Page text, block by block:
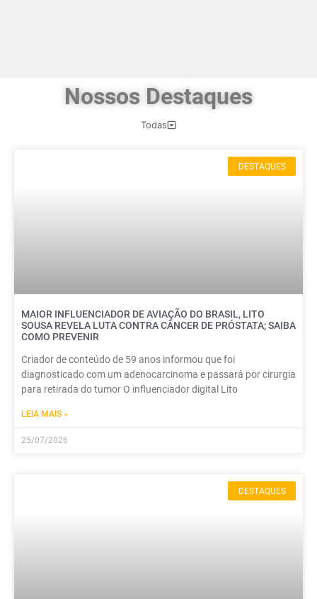
Nossos Destaques
Todas
DESTAQUES
MAIOR INFLUENCIADOR DE AVIAÇÃO DO BRASIL, LITO
SOUSA REVELA LUTA CONTRA CÂNCER DE PRÓSTATA; SAIBA
COMO PREVENIR
Criador de conteúdo de 59 anos informou que foi
diagnosticado com um adenocarcinoma e passará por cirurgia
para retirada do tumor O influenciador digital Lito
LEIA MAIS »
25/07/2026
DESTAQUES